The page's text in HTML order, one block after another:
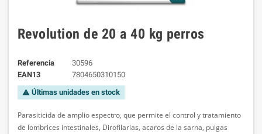
Revolution de 20 a 40 kg perros
Referencia
30596
EAN13
7804650310150
warning Últimas unidades en stock
Parasiticida de amplio espectro, que permite el control y tratamiento
de lombrices intestinales, Dirofilarias, acaros de la sarna, pulgas